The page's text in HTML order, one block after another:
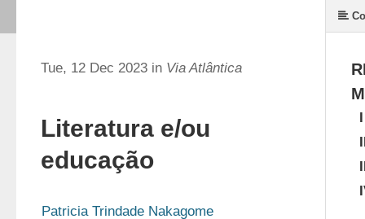
Tue, 12 Dec 2023 in Via Atlântica
Literatura e/ou
educação
Patricia Trindade Nakagome
I